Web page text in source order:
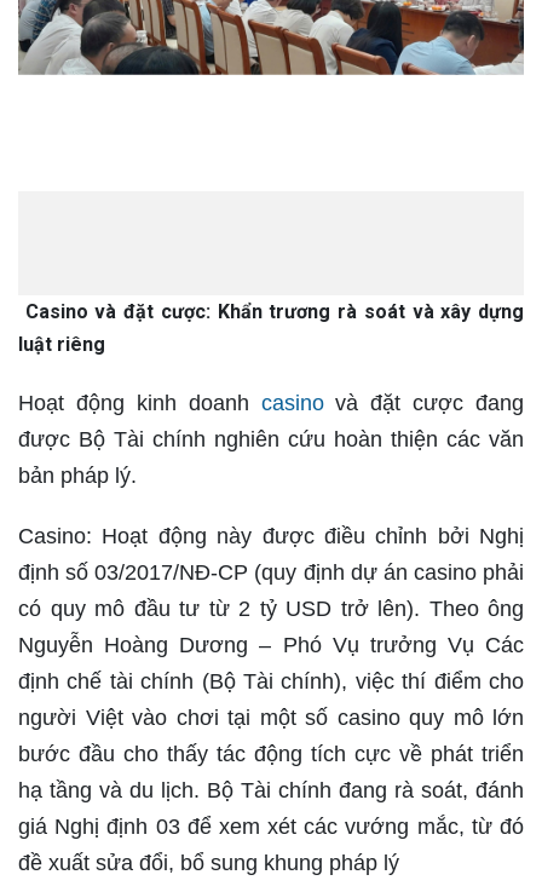
Casino và đặt cược: Khẩn trương rà soát và xây dựng
luật riêng
Hoạt động kinh doanh casinovà đặt cược đang
được Bộ Tài chính nghiên cứu hoàn thiện các văn
bản pháp lý.
Casino: Hoạt động này được điều chỉnh bởi Nghị
định số 03/2017/NĐ-CP (quy định dự án casino phải
có quy mô đầu tư từ 2 tỷ USD trở lên). Theo ông
Nguyễn Hoàng Dương – Phó Vụ trưởng Vụ Các
định chế tài chính (Bộ Tài chính), việc thí điểm cho
người Việt vào chơi tại một số casino quy mô lớn
bước đầu cho thấy tác động tích cực về phát triển
hạ tầng và du lịch. Bộ Tài chính đang rà soát, đánh
giá Nghị định 03 để xem xét các vướng mắc, từ đó
đề xuất sửa đổi, bổ sung khung pháp lý